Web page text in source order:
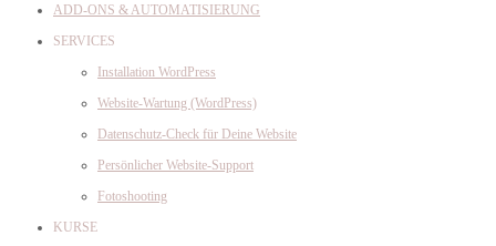
ADD-ONS & AUTOMATISIERUNG
SERVICES
Installation WordPress
Website-Wartung (WordPress)
Datenschutz-Check für Deine Website
Persönlicher Website-Support
Fotoshooting
KURSE